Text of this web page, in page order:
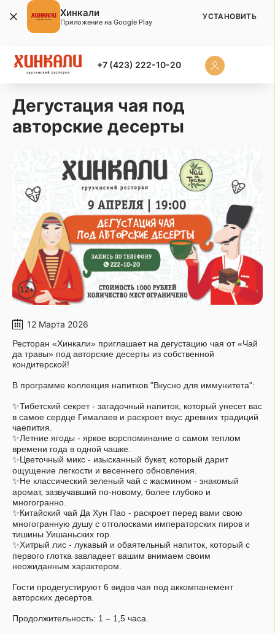
+7 (423) 222-10-20
Дегустация чая под
авторские десерты
12 Марта 2026
Ресторан «Хинкали» приглашает на дегустацию чая от «Чай
да травы» под авторские десерты из собственной
кондитерской!
В программе коллекция напитков "Вкусно для иммунитета":
✨Тибетский секрет - загадочный напиток, который унесет вас
в самое сердце Гималаев и раскроет вкус древних традиций
чаепития.
✨Летние ягоды - яркое ворспоминание о самом теплом
времени года в одной чашке.
✨Цветочный микс - изысканный букет, который дарит
ощущение легкости и весеннего обновления.
✨Не классический зеленый чай с жасмином - знакомый
аромат, зазвучавший по-новому, более глубоко и
многогранно.
✨Китайский чай Да Хун Пао - раскроет перед вами свою
многогранную душу с отголосками императорских пиров и
тишины Уишаньских гор.
✨Хитрый лис - лукавый и обаятельный напиток, который с
первого глотка завладеет вашим внимаем своим
неожиданным характером.
Гости продегустируют 6 видов чая под аккомпанемент
авторских десертов.
Продолжительность: 1 – 1,5 часа.
Хинкали
Приложение на Google Play
УСТАНОВИТЬ